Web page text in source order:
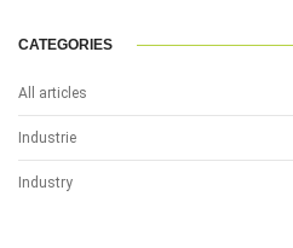
CATEGORIES
All articles
Industrie
Industry